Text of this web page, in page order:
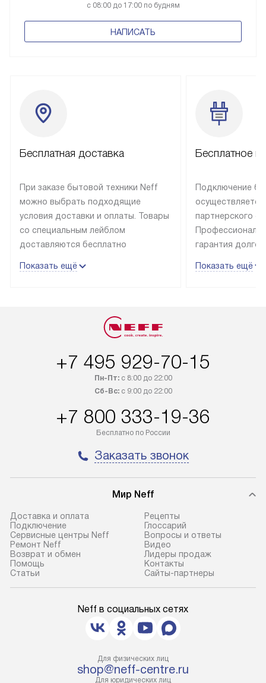
с 08:00 до 17:00 по будням
НАПИСАТЬ
Бесплатная доставка
При заказе бытовой техники Neff
можно выбрать подходящие
условия доставки и оплаты. Товары
со специальным лейблом
доставляются бесплатно
до подъезда, отдельная доставка
оплачивается дополнительно. Если
товар в наличии, он может быть
трех дней. Доставка в Санкт-
осуществляется через
100% предоплаты мы бесплатно
транспортной компании в городе
В оговоренный день служба
доставки доставит упакованный
прибор до подъезда. Если
требуется переместить прибор
предварительно уточните это
с менеджером. За данную услугу
взимается дополнительная плата.
прибора не позволяют пронести
Показать ещё
Бесплатное
Подключение
партнерского
гарантия
и Санкт-
по монтажу
гарантия в
предполагают
установленной
Показать ещё
+7 495 929-70-15
Пн-Пт:с 8:00 до 22:00
Сб-Вс:с 9:00 до 22:00
+7 800 333-19-36
Бесплатно по России
Заказать звонок
Мир Neff
Доставка и оплата
Подключение
Сервисные центры Neff
Ремонт Neff
Возврат и обмен
Помощь
Статьи
Рецепты
Глоссарий
Вопросы и ответы
Видео
Лидеры продаж
Контакты
Сайты-партнеры
Neff в социальных сетях
Для физических лиц
shop@neff-centre.ru
Для юридических лиц